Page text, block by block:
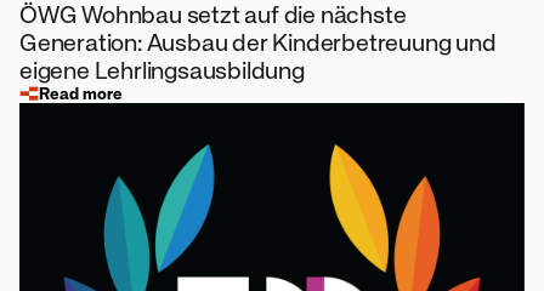
ÖWG Wohnbau setzt auf die nächste
Generation: Ausbau der Kinderbetreuung und
eigene Lehrlingsausbildung
Read more